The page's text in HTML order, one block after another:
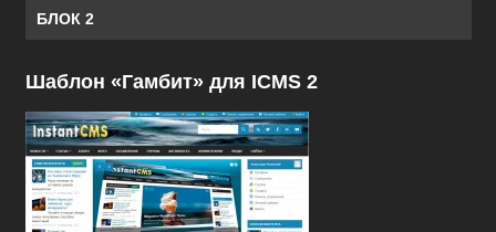
БЛОК 2
Шаблон «Гамбит» для ICMS 2